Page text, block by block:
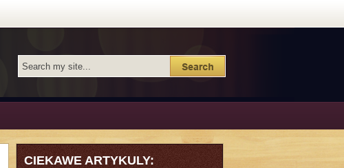
CIEKAWE ARTYKULY: